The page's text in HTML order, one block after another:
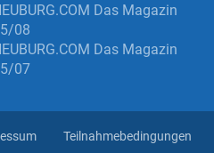
Das Magazin
08
Das Magazin
07
Teilnahmebedingungen